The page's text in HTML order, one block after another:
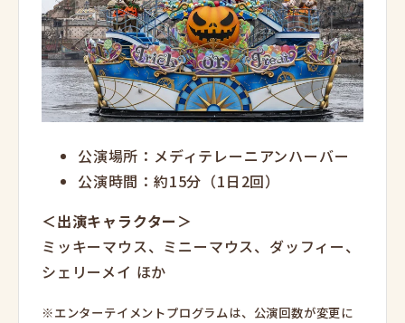
公演場所：メディテレーニアンハーバー
公演時間：約15分（1日2回）
＜出演キャラクター＞
ミッキーマウス、ミニーマウス、ダッフィー、
シェリーメイ ほか
※エンターテイメントプログラムは、公演回数が変更に